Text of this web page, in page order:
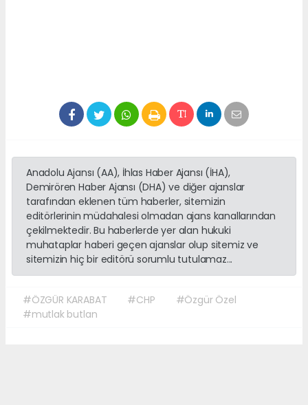
Anadolu Ajansı (AA), İhlas Haber Ajansı (İHA),
Demirören Haber Ajansı (DHA) ve diğer ajanslar
tarafından eklenen tüm haberler, sitemizin
editörlerinin müdahalesi olmadan ajans kanallarından
çekilmektedir. Bu haberlerde yer alan hukuki
muhataplar haberi geçen ajanslar olup sitemiz ve
sitemizin hiç bir editörü sorumlu tutulamaz...
#ÖZGÜR KARABAT #CHP
#Özgür Özel
#mutlak butlan